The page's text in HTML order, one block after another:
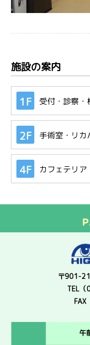
施設の案内
1F 受付・診察・
2F 手術室・リカ
4F カフェテリア
〒901-
TEL
午